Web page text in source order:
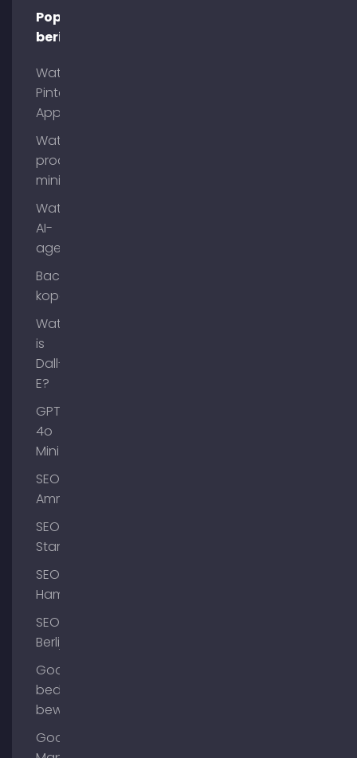
Populaire
berichten
Wat is
Pinterest
App?
Wat is
process
mining?
Wat zijn
AI-
agenten?
Backlinks
kopen
Wat
is
Dall-
E?
GPT-
4o
Mini
SEO
Ammersee
SEO
Starnberg
SEO
Hamburg
SEO
Berlijn
Google
bedrijfsprofiel
bewerken
Google